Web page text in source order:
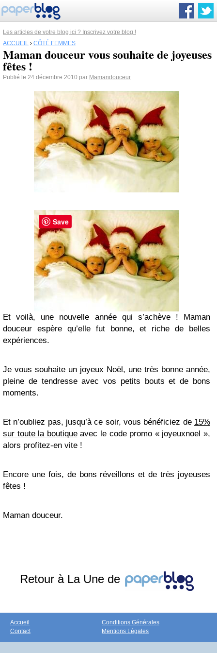
Les articles de votre blog ici ? Inscrivez votre blog !
ACCUEIL › CÔTÉ FEMMES
Maman douceur vous souhaite de joyeuses
fêtes !
Publié le 24 décembre 2010 par Mamandouceur
Et voilà, une nouvelle année qui s’achève ! Maman
douceur espère qu’elle fut bonne, et riche de belles
expériences.
Je vous souhaite un joyeux Noël, une très bonne année,
pleine de tendresse avec vos petits bouts et de bons
moments.
Et n’oubliez pas, jusqu’à ce soir, vous bénéficiez de 15%
sur toute la boutiqueavec le code promo « joyeuxnoel »,
alors profitez-en vite !
Encore une fois, de bons réveillons et de très joyeuses
fêtes !
Maman douceur.
Retour à La Une de
Accueil
Contact
Conditions Générales
Mentions Légales
Save